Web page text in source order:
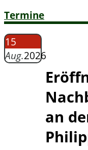
Termine
15
Aug.2026
an